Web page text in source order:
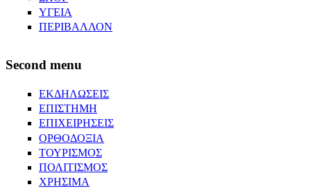
ΥΓΕΙΑ
ΠΕΡΙΒΑΛΛΟΝ
Second menu
ΕΚΔΗΛΩΣΕΙΣ
ΕΠΙΣΤΗΜΗ
ΕΠΙΧΕΙΡΗΣΕΙΣ
ΟΡΘΟΔΟΞΙΑ
ΤΟΥΡΙΣΜΟΣ
ΠΟΛΙΤΙΣΜΟΣ
ΧΡΗΣΙΜΑ